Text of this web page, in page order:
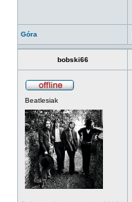
Góra
bobski66
Beatlesiak